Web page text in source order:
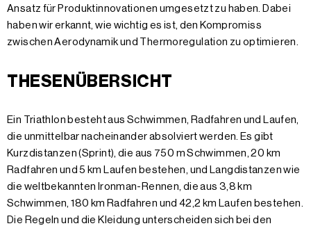
Ansatz für Produktinnovationen umgesetzt zu haben. Dabei
haben wir erkannt, wie wichtig es ist, den Kompromiss
zwischen Aerodynamik und Thermoregulation zu optimieren.
THESENÜBERSICHT
Ein Triathlon besteht aus Schwimmen, Radfahren und Laufen,
die unmittelbar nacheinander absolviert werden. Es gibt
Kurzdistanzen (Sprint), die aus 750 m Schwimmen, 20 km
Radfahren und 5 km Laufen bestehen, und Langdistanzen wie
die weltbekannten Ironman-Rennen, die aus 3,8 km
Schwimmen, 180 km Radfahren und 42,2 km Laufen bestehen.
Die Regeln und die Kleidung unterscheiden sich bei den